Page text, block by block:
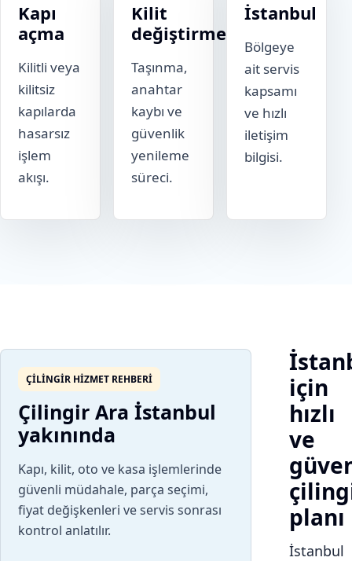
Kapı
açma
Kilitli veya
kilitsiz
kapılarda
hasarsız
işlem
akışı.
Kilit
değiştirme
Taşınma,
anahtar
kaybı ve
güvenlik
yenileme
süreci.
İstanbul
Bölgeye
ait servis
kapsamı
ve hızlı
iletişim
bilgisi.
ÇILINGIR HIZMET REHBERI
Çilingir Ara İstanbul
yakınında
Kapı, kilit, oto ve kasa işlemlerinde
güvenli müdahale, parça seçimi,
fiyat değişkenleri ve servis sonrası
kontrol anlatılır.
için
hızlı
ve
planı
İstanbul